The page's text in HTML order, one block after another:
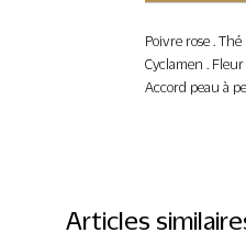
Poivre rose .
Cyclamen .
Accord peau à
Articles